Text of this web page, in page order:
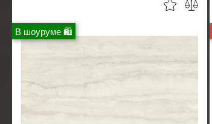
УЗНАТЬ СВОЮ СКИДКУ %
В шоуруме 🛍